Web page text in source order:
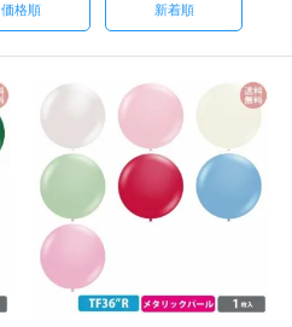
価格順 新着順